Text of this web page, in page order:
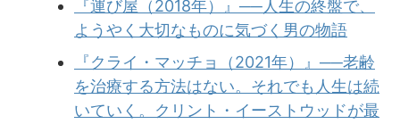
『運び屋（2018年）』──人生の終盤で、
ようやく大切なものに気づく男の物語
『クライ・マッチョ（2021年）』──老齢
を治療する方法はない。それでも人生は続
いていく。クリント・イーストウッドが最